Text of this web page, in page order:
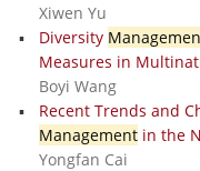
Xiwen Yu
Diversity
Measures in
Boyi Wang
Recent Trends and
Managementin the
Yongfan Cai